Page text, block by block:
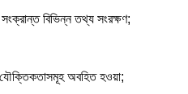
বিভিন্ন তথ্য সংরক্ষণ;
অবহিত হওয়া;